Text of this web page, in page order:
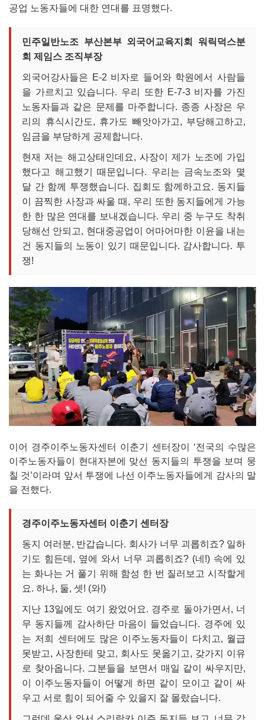
공업 노동자들에 대한 연대를 표명했다.
민주일반노조 부산본부 외국어교육지회 워릭덕스분
회 제임스 조직부장
외국어강사들은 E-2 비자로 들어와 학원에서 사람들
을 가르치고 있습니다. 우리 또한 E-7-3 비자를 가진
노동자들과 같은 문제를 마주합니다. 종종 사장은 우
리의 휴식시간도, 휴가도 빼앗아가고, 부당해고하고,
임금을 부당하게 공제합니다.
현재 저는 해고상태인데요, 사장이 제가 노조에 가입
했다고 해고했기 때문입니다. 우리는 금속노조와 몇
달 간 함께 투쟁했습니다. 집회도 함께하고요. 동지들
이 끔찍한 사장과 싸울 때, 우리 또한 동지들에게 가능
한 한 많은 연대를 보내겠습니다. 우리 중 누구도 착취
당해선 안되고, 현대중공업이 어마어마한 이윤을 내는
건 동지들의 노동이 있기 때문입니다. 감사합니다. 투
쟁!
이어 경주이주노동자센터 이춘기 센터장이 ‘전국의 수많은
이주노동자들이 현대자본에 맞선 동지들의 투쟁을 보며 뭉
칠 것’이라며 앞서 투쟁에 나선 이주노동자들에게 감사의 말
을 전했다.
경주이주노동자센터 이춘기 센터장
동지 여러분, 반갑습니다. 회사가 너무 괴롭히죠? 일하
기도 힘든데, 옆에 와서 너무 괴롭히죠? (네!) 속에 있
는 화나는 거 풀기 위해 함성 한 번 질러보고 시작할게
요. 하나, 둘, 셋! (와!)
지난 13일에도 여기 왔었어요. 경주로 돌아가면서, 너
무 동지들께 감사하단 마음이 들었습니다. 경주에 있
는 저희 센터에도 많은 이주노동자들이 다치고, 월급
못받고, 사장한테 맞고, 회사도 못옮기고, 갖가지 이유
로 찾아옵니다. 그분들을 보면서 매일 같이 싸우지만,
이 이주노동자들이 어떻게 하면 같이 모이고 같이 싸
우고 서로 힘이 되어줄 수 있을지 잘 몰랐습니다.